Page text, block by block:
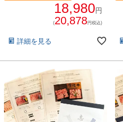
18,980円
(20,878円税込)
詳細を見る